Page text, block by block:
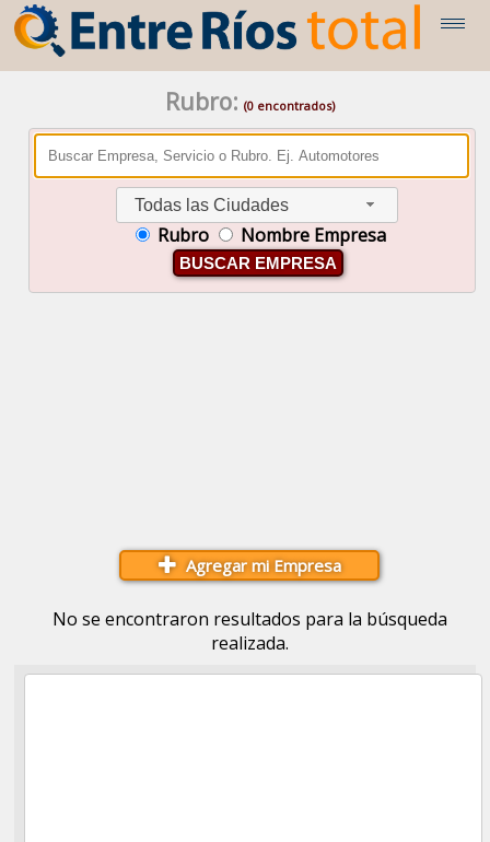
Rubro: (0 encontrados)
Todas las Ciudades
Rubro Nombre Empresa
BUSCAR EMPRESA
Agregar mi Empresa
No se encontraron resultados para la búsqueda
realizada.